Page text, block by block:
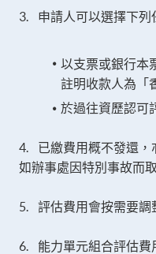
3. 申請人可以選擇下列
以支票或銀行本
註明收款人為「
於過往資歷認可
4. 已繳費用概不發還，
如辦事處因特別事故而
5. 評估費用會按需要調
6. 能力單元組合評估費